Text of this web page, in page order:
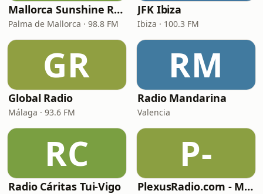
Mallorca Sunshine Radio
Palma de Mallorca · 98.8 FM
JFK Ibiza
Ibiza · 100.3 FM
GR
Global Radio
Málaga · 93.6 FM
RM
Radio Mandarina
Valencia
RC
Radio Cáritas Tui-Vigo
P-
PlexusRadio.com - Motown Channel